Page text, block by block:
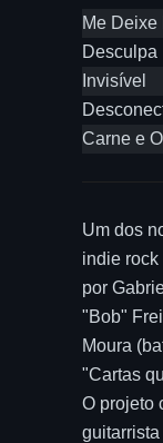
Me Deixe
Desculpa
Invisível
Carne e
Um dos
indie rock
por
"Bob"
Moura
"Cartas
O projeto